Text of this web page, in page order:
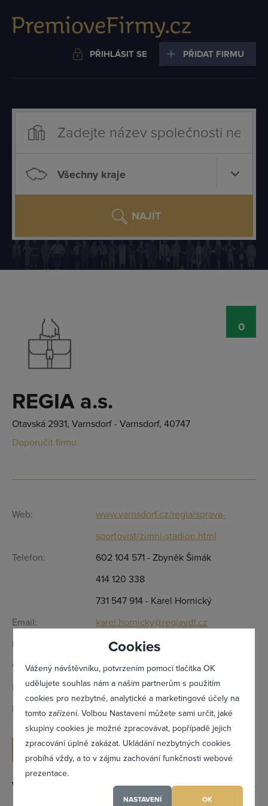
Cookies
Vážený návštěvníku, potvrzením pomocí tlačítka OK
udělujete souhlas nám a našim partnerům s použitím
cookies pro nezbytné, analytické a marketingové účely na
tomto zařízení. Volbou Nastavení můžete sami určit, jaké
skupiny cookies je možné zpracovávat, popřípadě jejich
zpracování úplně zakázat. Ukládání nezbytných cookies
probíhá vždy, a to v zájmu zachování funkčnosti webové
prezentace.
NASTAVENÍ OK
PŘIHLÁSIT SE PŘIDAT FIRMU
Všechny kraje
NAJÍT
REGIA a.s.
Otavská 2931, Varnsdorf - Varnsdorf, 40747
Doporučit firmu
0
Web:
www.varnsdorf.cz/regia/sprava-
sportovist/zimni-stadion.html
Telefon:
602 104 571 - Zbyněk Šimák
414 120 338
731 547 914 - Karel Hornický
Email:
karel.hornicky@regiavdf.cz
Kontaktní osoba:
Zbyněk Šimák - ředitel
Otevírací doba:
Dle telefonické domluvy
IČ:
44567995
DIČ:
CZ44567995
ODESLAT POPTÁVKU
Výrobky a služby
Přihlásit se
Zapomněl(a) jsem heslo
Registrovat se